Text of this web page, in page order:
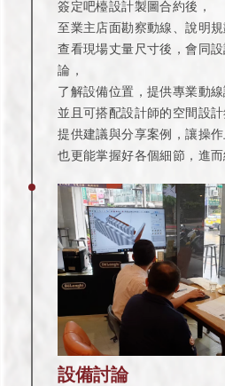
簽定吧檯設計製圖合約後，
至業主店面勘察動線、說明規
查看現場丈量尺寸後，會同
論，
了解設備位置，提供專業動線
並且可搭配設計師的空間設計
提供建議與分享案例，讓操作
也更能掌握好各個細節，進而
設備討論